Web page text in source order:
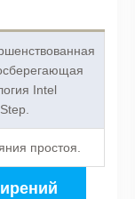
Intel
простоя.